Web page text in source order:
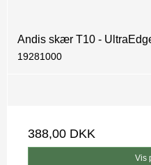
Andis skær T10 -
19281000
388,00 DKK
Vis